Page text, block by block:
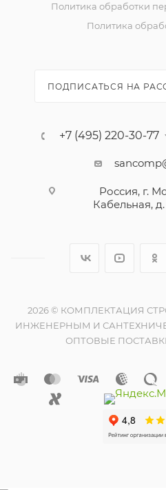
Политика обработки
Политика
ПОДПИСАТЬСЯ НА
+7 (495) 220-30-77
Россия, г.
Кабельная,
2026 © КОМПЛЕКТАЦИЯ
ИНЖЕНЕРНЫМ И
ОПТОВЫЕ